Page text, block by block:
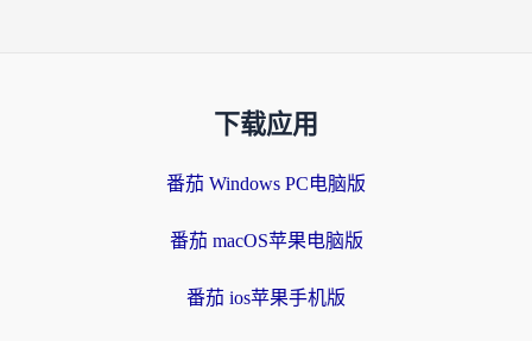
下载应用
番茄 Windows PC电脑版
番茄 macOS苹果电脑版
番茄 ios苹果手机版